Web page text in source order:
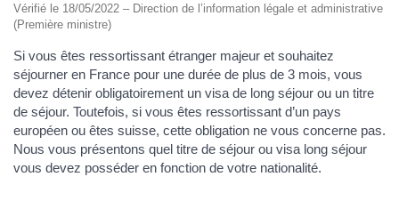
Vérifié le 18/05/2022 – Direction de l’information légale et administrative
(Première ministre)
Si vous êtes ressortissant étranger majeur et souhaitez
séjourner en France pour une durée de plus de 3 mois, vous
devez détenir obligatoirement un visa de long séjour ou un titre
de séjour. Toutefois, si vous êtes ressortissant d’un pays
européen ou êtes suisse, cette obligation ne vous concerne pas.
Nous vous présentons quel titre de séjour ou visa long séjour
vous devez posséder en fonction de votre nationalité.